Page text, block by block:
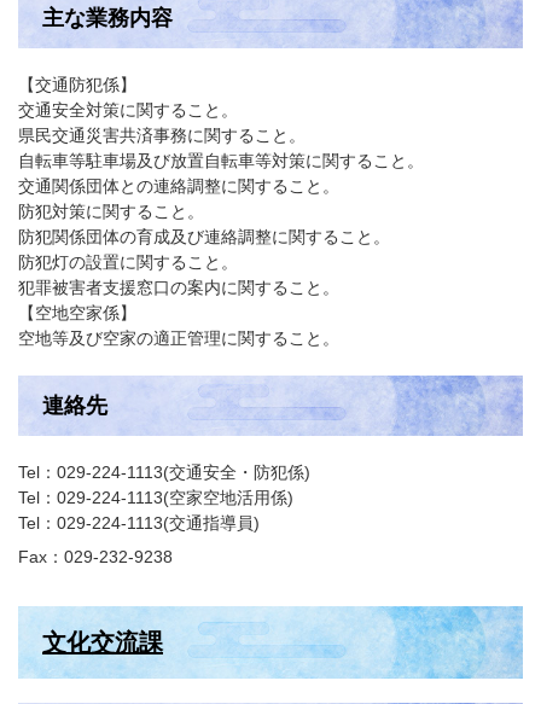
主な業務内容
【交通防犯係】
交通安全対策に関すること。
県民交通災害共済事務に関すること。
自転車等駐車場及び放置自転車等対策に関すること。
交通関係団体との連絡調整に関すること。
防犯対策に関すること。
防犯関係団体の育成及び連絡調整に関すること。
防犯灯の設置に関すること。
犯罪被害者支援窓口の案内に関すること。
【空地空家係】
空地等及び空家の適正管理に関すること。
連絡先
Tel：029-224-1113 交通安全・防犯係
Tel：029-224-1113 空家空地活用係
Tel：029-224-1113 交通指導員
Fax：029-232-9238
文化交流課